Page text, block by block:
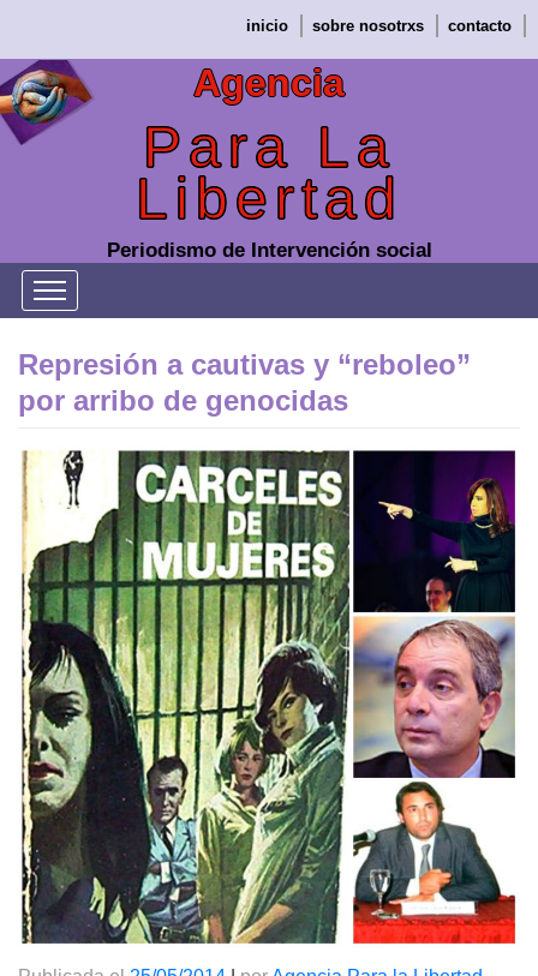
contenido
inicio sobre nosotrxs contacto
Agencia
Para La
Libertad
Periodismo de Intervención social
Represión a cautivas y “reboleo”
por arribo de genocidas